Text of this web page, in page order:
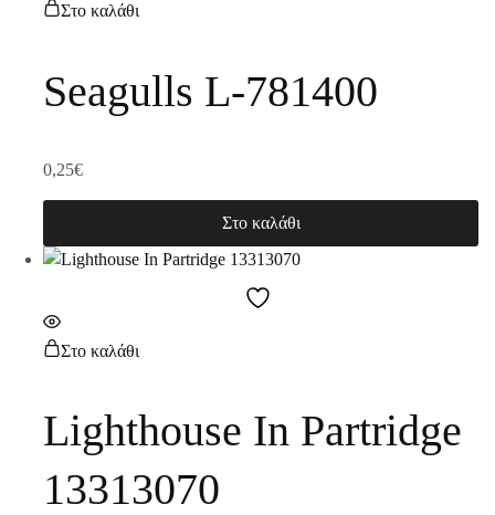
Στο καλάθι
Seagulls L-781400
0,25€
Στο καλάθι
Στο καλάθι
Lighthouse In Partridge
13313070